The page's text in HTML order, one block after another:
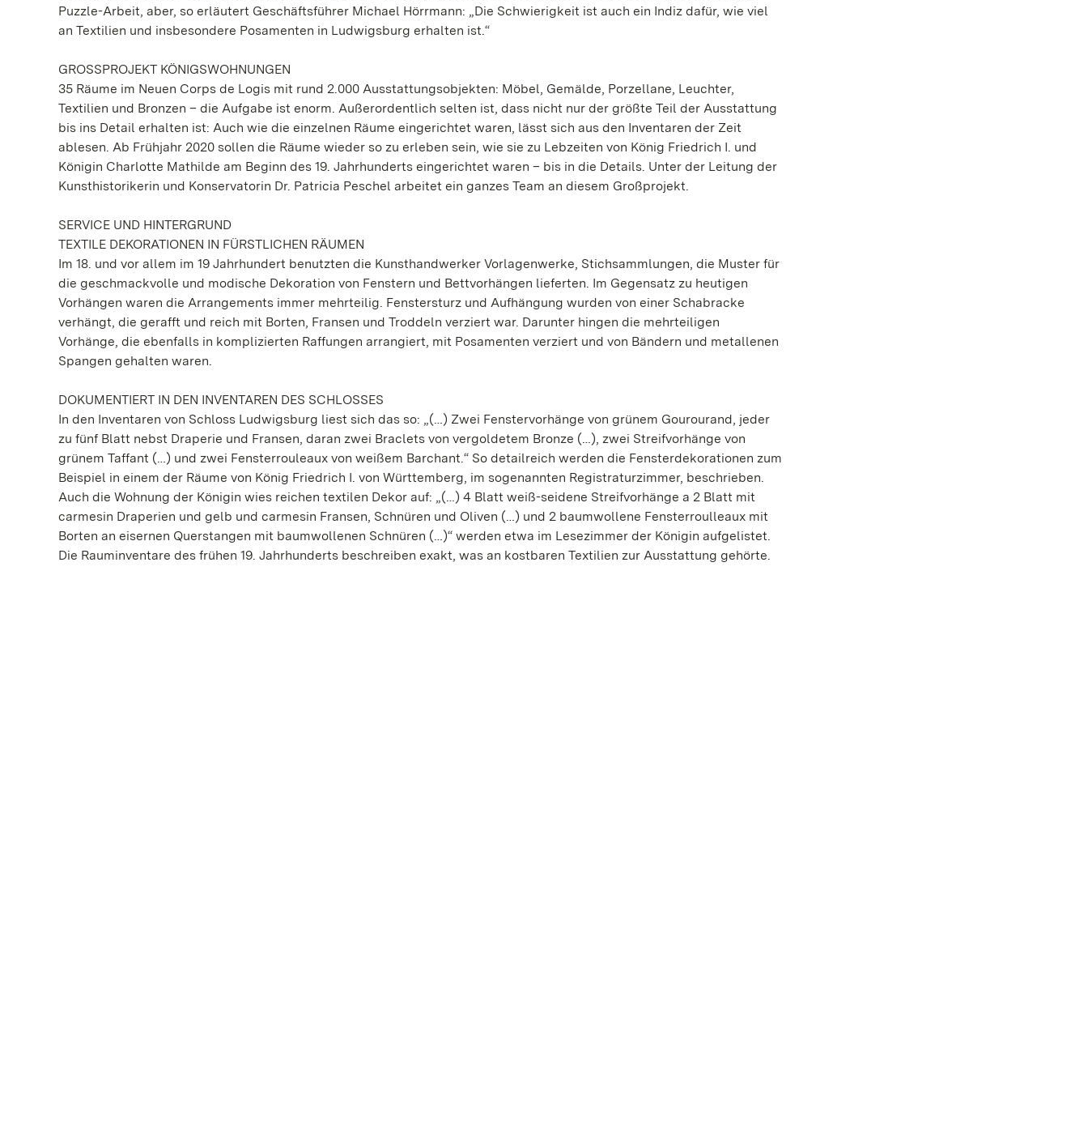
Puzzle-Arbeit, aber, so erläutert Geschäftsführer Michael Hörrmann: „Die Schwierigkeit ist auch ein Indiz dafür, wie viel
an Textilien und insbesondere Posamenten in Ludwigsburg erhalten ist.“
GROSSPROJEKT KÖNIGSWOHNUNGEN
35 Räume im Neuen Corps de Logis mit rund 2.000 Ausstattungsobjekten: Möbel, Gemälde, Porzellane, Leuchter,
Textilien und Bronzen – die Aufgabe ist enorm. Außerordentlich selten ist, dass nicht nur der größte Teil der Ausstattung
bis ins Detail erhalten ist: Auch wie die einzelnen Räume eingerichtet waren, lässt sich aus den Inventaren der Zeit
ablesen. Ab Frühjahr 2020 sollen die Räume wieder so zu erleben sein, wie sie zu Lebzeiten von König Friedrich I. und
Königin Charlotte Mathilde am Beginn des 19. Jahrhunderts eingerichtet waren – bis in die Details. Unter der Leitung der
Kunsthistorikerin und Konservatorin Dr. Patricia Peschel arbeitet ein ganzes Team an diesem Großprojekt.
SERVICE UND HINTERGRUND
TEXTILE DEKORATIONEN IN FÜRSTLICHEN RÄUMEN
Im 18. und vor allem im 19 Jahrhundert benutzten die Kunsthandwerker Vorlagenwerke, Stichsammlungen, die Muster für
die geschmackvolle und modische Dekoration von Fenstern und Bettvorhängen lieferten. Im Gegensatz zu heutigen
Vorhängen waren die Arrangements immer mehrteilig. Fenstersturz und Aufhängung wurden von einer Schabracke
verhängt, die gerafft und reich mit Borten, Fransen und Troddeln verziert war. Darunter hingen die mehrteiligen
Vorhänge, die ebenfalls in komplizierten Raffungen arrangiert, mit Posamenten verziert und von Bändern und metallenen
Spangen gehalten waren.
DOKUMENTIERT IN DEN INVENTAREN DES SCHLOSSES
In den Inventaren von Schloss Ludwigsburg liest sich das so: „(…) Zwei Fenstervorhänge von grünem Gourourand, jeder
zu fünf Blatt nebst Draperie und Fransen, daran zwei Braclets von vergoldetem Bronze (…), zwei Streifvorhänge von
grünem Taffant (…) und zwei Fensterrouleaux von weißem Barchant.“ So detailreich werden die Fensterdekorationen zum
Beispiel in einem der Räume von König Friedrich I. von Württemberg, im sogenannten Registraturzimmer, beschrieben.
Auch die Wohnung der Königin wies reichen textilen Dekor auf: „(…) 4 Blatt weiß-seidene Streifvorhänge a 2 Blatt mit
carmesin Draperien und gelb und carmesin Fransen, Schnüren und Oliven (…) und 2 baumwollene Fensterroulleaux mit
Borten an eisernen Querstangen mit baumwollenen Schnüren (…)“ werden etwa im Lesezimmer der Königin aufgelistet.
Die Rauminventare des frühen 19. Jahrhunderts beschreiben exakt, was an kostbaren Textilien zur Ausstattung gehörte.